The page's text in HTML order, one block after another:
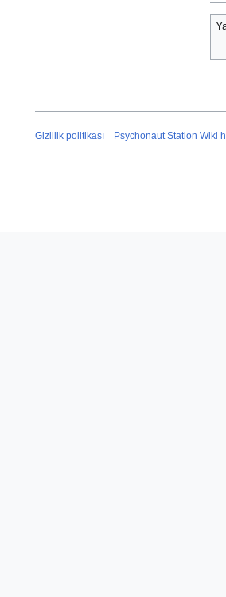
Gizlilik politikası Psychonaut Station Wiki